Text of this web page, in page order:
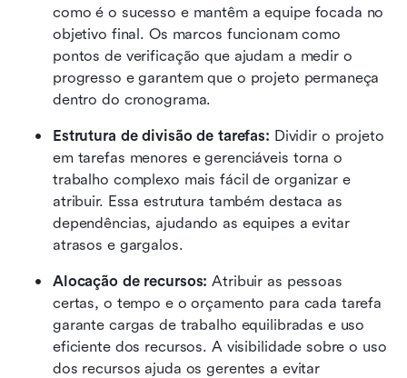
como é o sucesso e mantêm a equipe focada no
objetivo final. Os marcos funcionam como
pontos de verificação que ajudam a medir o
progresso e garantem que o projeto permaneça
dentro do cronograma.
Estrutura de divisão de tarefas: Dividir o projeto
em tarefas menores e gerenciáveis torna o
trabalho complexo mais fácil de organizar e
atribuir. Essa estrutura também destaca as
dependências, ajudando as equipes a evitar
atrasos e gargalos.
Alocação de recursos: Atribuir as pessoas
certas, o tempo e o orçamento para cada tarefa
garante cargas de trabalho equilibradas e uso
eficiente dos recursos. A visibilidade sobre o uso
dos recursos ajuda os gerentes a evitar